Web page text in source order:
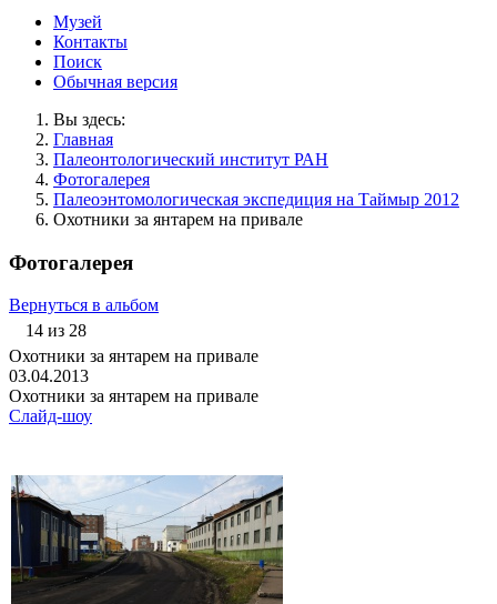
Музей
Контакты
Поиск
Обычная версия
Вы здесь:
Главная
Палеонтологический институт РАН
Фотогалерея
Палеоэнтомологическая экспедиция на Таймыр 2012
Охотники за янтарем на привале
Фотогалерея
Вернуться в альбом
14 из 28
Охотники за янтарем на привале
03.04.2013
Охотники за янтарем на привале
Слайд-шоу